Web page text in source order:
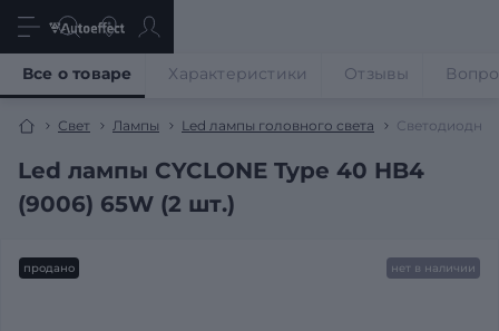
Свет Лампы Led лампы головного света
Led лампы CYCLONE Type 40 HB4
(9006) 65W (2 шт.)
Все о товаре Характеристики Отзывы
продано нет в наличии